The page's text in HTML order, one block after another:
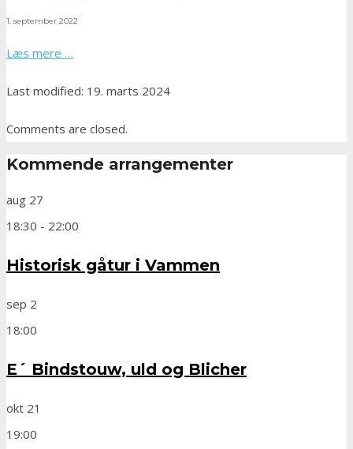
1. september 2022
Læs mere …
Last modified: 19. marts 2024
Comments are closed.
Kommende arrangementer
aug 27
18:30 - 22:00
Historisk gåtur i Vammen
sep 2
18:00
E´ Bindstouw, uld og Blicher
okt 21
19:00